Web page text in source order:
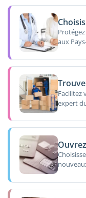
aux
Facilitez
expert